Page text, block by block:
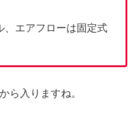
エアフローは固定式
から入りますね。